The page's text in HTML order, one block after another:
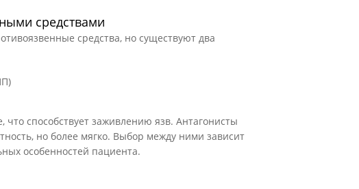
средствами
средства, но существуют два
способствует заживлению язв. Антагонисты
но более мягко. Выбор между ними зависит
особенностей пациента.